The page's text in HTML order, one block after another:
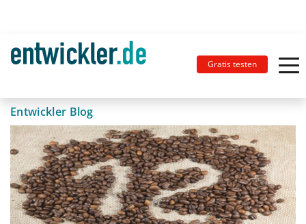
Gratis testen
Entwickler Blog